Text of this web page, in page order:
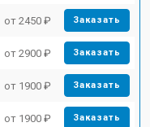
от 2450 ₽ Заказать
от 2900 ₽ Заказать
от 1900 ₽ Заказать
от 1900 ₽ Заказать